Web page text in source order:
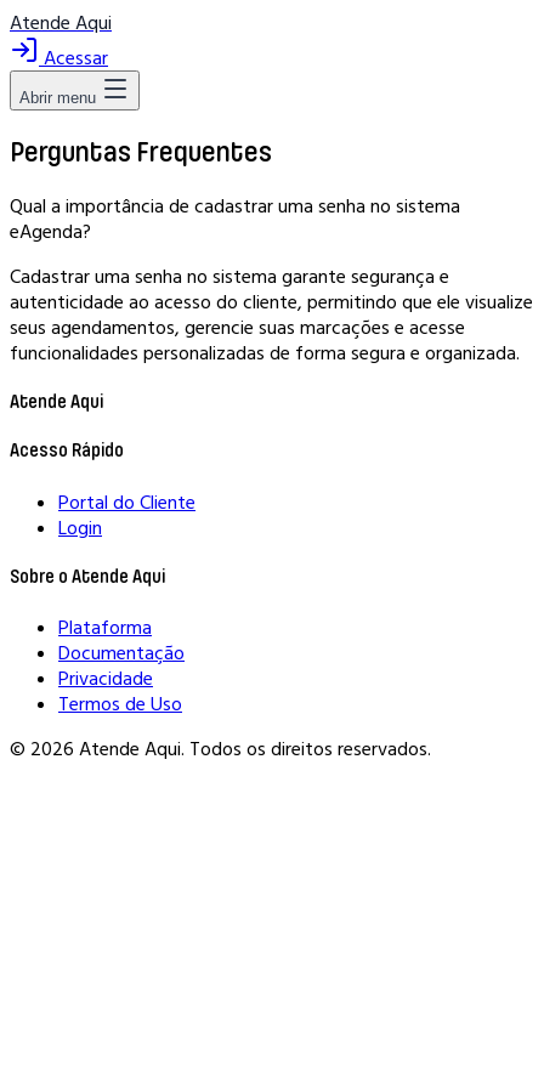
Atende Aqui
Acessar
Abrir menu
Perguntas Frequentes
Qual a importância de cadastrar uma senha no sistema
eAgenda?
Cadastrar uma senha no sistema garante segurança e
autenticidade ao acesso do cliente, permitindo que ele visualize
seus agendamentos, gerencie suas marcações e acesse
funcionalidades personalizadas de forma segura e organizada.
Atende Aqui
Acesso Rápido
Portal do Cliente
Login
Sobre o Atende Aqui
Plataforma
Documentação
Privacidade
Termos de Uso
© 2026 Atende Aqui. Todos os direitos reservados.